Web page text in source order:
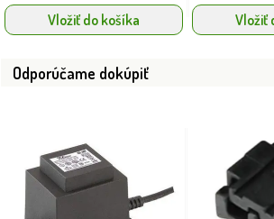
Vložiť do košíka Vložiť
Odporúčame dokúpiť